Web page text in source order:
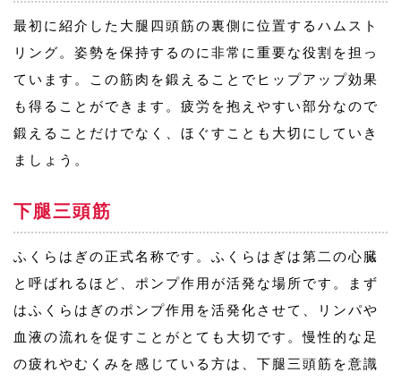
最初に紹介した大腿四頭筋の裏側に位置するハムスト
リング。姿勢を保持するのに非常に重要な役割を担っ
ています。この筋肉を鍛えることでヒップアップ効果
も得ることができます。疲労を抱えやすい部分なので
鍛えることだけでなく、ほぐすことも大切にしていき
ましょう。
下腿三頭筋
ふくらはぎの正式名称です。ふくらはぎは第二の心臓
と呼ばれるほど、ポンプ作用が活発な場所です。まず
はふくらはぎのポンプ作用を活発化させて、リンパや
血液の流れを促すことがとても大切です。慢性的な足
の疲れやむくみを感じている方は、下腿三頭筋を意識